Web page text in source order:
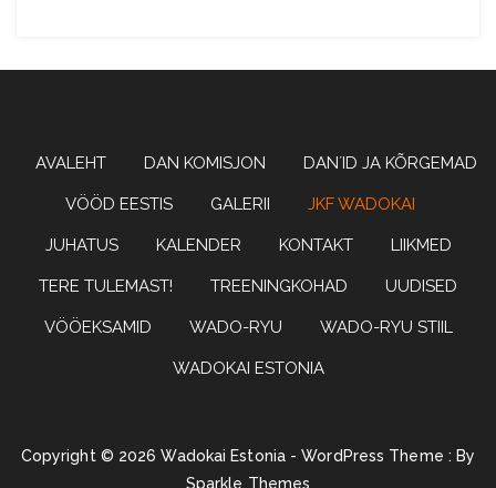
WADOKAI
ESTONIA
AVALEHT DAN KOMISJON DAN´ID JA KÕRGEMAD
VÖÖD EESTIS GALERII JKF WADOKAI
JUHATUS KALENDER KONTAKT LIIKMED
TERE TULEMAST! TREENINGKOHAD UUDISED
VÖÖEKSAMID WADO-RYU WADO-RYU STIIL
WADOKAI ESTONIA
Copyright © 2026 Wadokai Estonia - WordPress Theme : By
Sparkle Themes